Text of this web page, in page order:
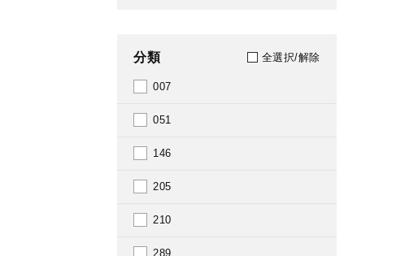
分類 全選択/解除
007
051
146
205
210
289